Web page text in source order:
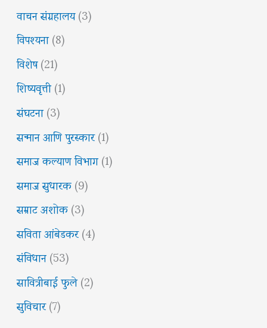
वाचन संग्रहालय(3)
विपश्यना(8)
विशेष(21)
शिष्यवृत्ती(1)
संघटना(3)
सन्मान आणि पुरस्कार(1)
समाज कल्याण विभाग(1)
समाज सुधारक(9)
सम्राट अशोक(3)
सविता आंबेडकर(4)
संविधान(53)
सावित्रीबाई फुले(2)
सुविचार(7)